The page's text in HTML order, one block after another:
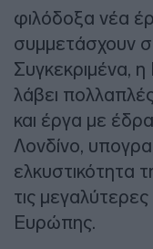
φιλόδοξα νέα
συμμετάσχουν
Συγκεκριμένα,
λάβει
και έργα με
Λονδίνο,
ελκυστικότητα
τις
Ευρώπης.